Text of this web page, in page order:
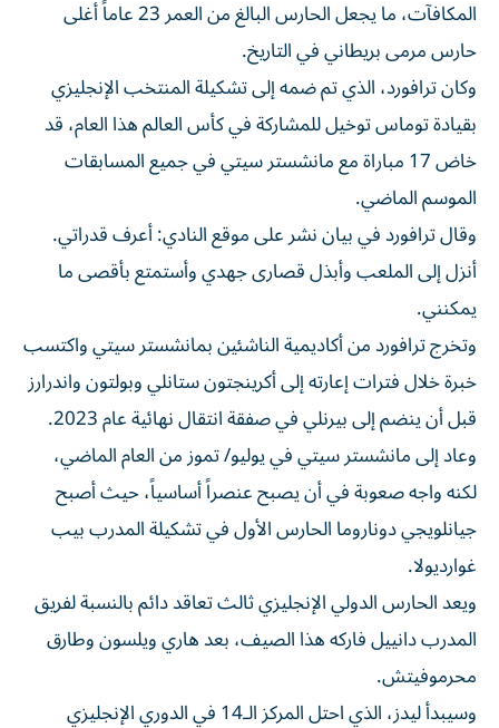
المكافآت، ما ‌يجعل الحارس البالغ من العمر 23 عاماً أغلى
حارس ⁠مرمى بريطاني في التاريخ.
وكان ترافورد، الذي تم ضمه إلى تشكيلة المنتخب الإنجليزي
بقيادة توماس توخيل للمشاركة في كأس العالم هذا العام، قد
خاض 17 مباراة مع مانشستر سيتي في جميع المسابقات
الموسم الماضي.
وقال ترافورد في بيان نشر ​على موقع النادي: أعرف قدراتي.
أنزل إلى الملعب ‌وأبذل قصارى جهدي وأستمتع بأقصى ما
يمكنني.
وتخرج ترافورد من أكاديمية الناشئين بمانشستر سيتي واكتسب
خبرة خلال فترات إعارته ​إلى ‌أكرينجتون ستانلي وبولتون واندرارز
قبل أن ينضم إلى بيرنلي ‌في صفقة انتقال نهائية عام 2023.
وعاد إلى مانشستر سيتي في يوليو/ تموز من العام الماضي،
لكنه واجه صعوبة في أن ‌يصبح عنصراً ‌أساسياً، حيث أصبح
جيانلويجي دوناروما الحارس ⁠الأول في تشكيلة المدرب بيب
غوارديولا.
ويعد ‌الحارس الدولي الإنجليزي ثالث تعاقد دائم بالنسبة لفريق
المدرب دانييل فاركه هذا الصيف، بعد هاري ويلسون ⁠وطارق
محرموفيتش.
وسيبدأ ليدز، الذي احتل المركز الـ​14 في الدوري الإنجليزي